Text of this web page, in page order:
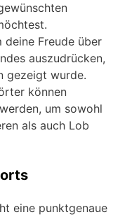
deine Freude über
auszudrücken,
gezeigt wurde.
können
um sowohl
als auch Lob
eine punktgenaue